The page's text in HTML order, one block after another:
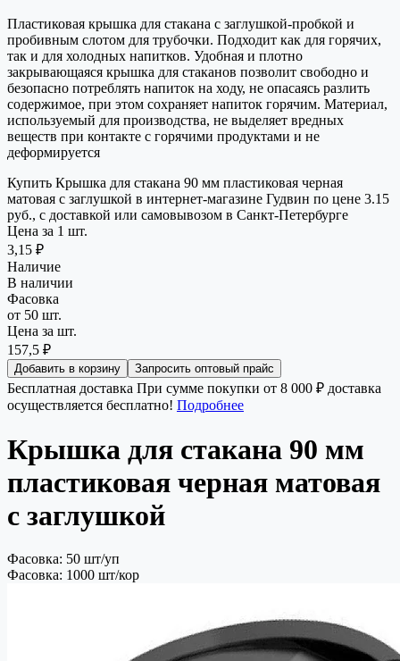
Пластиковая крышка для стакана с заглушкой-пробкой и
пробивным слотом для трубочки. Подходит как для горячих,
так и для холодных напитков. Удобная и плотно
закрывающаяся крышка для стаканов позволит свободно и
безопасно потреблять напиток на ходу, не опасаясь разлить
содержимое, при этом сохраняет напиток горячим. Материал,
используемый для производства, не выделяет вредных
веществ при контакте с горячими продуктами и не
деформируется
Купить Крышка для стакана 90 мм пластиковая черная
матовая с заглушкой в интернет-магазине Гудвин по цене 3.15
руб., с доставкой или самовывозом в Санкт-Петербурге
Цена за 1 шт.
3,15 ₽
Наличие
В наличии
Фасовка
от 50 шт.
Цена за шт.
157,5 ₽
Добавить в корзину Запросить оптовый прайс
Бесплатная доставка При сумме покупки от 8 000 ₽ доставка
осуществляется бесплатно! Подробнее
Крышка для стакана 90 мм
пластиковая черная матовая
с заглушкой
Фасовка: 50 шт/уп
Фасовка: 1000 шт/кор